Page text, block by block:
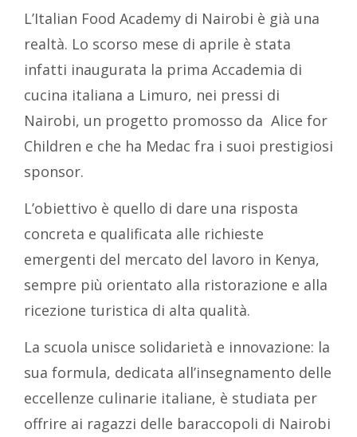
L’Italian Food Academy di Nairobi è già una
realtà. Lo scorso mese di aprile è stata
infatti inaugurata la prima Accademia di
cucina italiana a Limuro, nei pressi di
Nairobi, un progetto promosso da Alice for
Children e che ha Medac fra i suoi prestigiosi
sponsor.
L’obiettivo è quello di dare una risposta
concreta e qualificata alle richieste
emergenti del mercato del lavoro in Kenya,
sempre più orientato alla ristorazione e alla
ricezione turistica di alta qualità.
La scuola unisce solidarietà e innovazione: la
sua formula, dedicata all’insegnamento delle
eccellenze culinarie italiane, è studiata per
offrire ai ragazzi delle baraccopoli di Nairobi